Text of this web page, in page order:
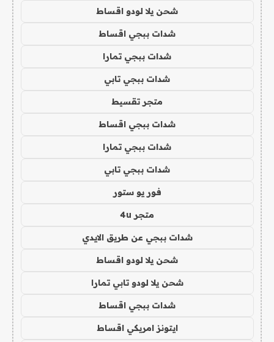
شحن يلا لودو اقساط
شدات ببجي اقساط
شدات ببجي تمارا
شدات ببجي تابي
متجر تقسيط
شدات ببجي اقساط
شدات ببجي تمارا
شدات ببجي تابي
فور يو ستور
متجر 4u
شدات ببجي عن طريق الايدي
شحن يلا لودو اقساط
شحن يلا لودو تابي تمارا
شدات ببجي اقساط
ايتونز امريكي اقساط